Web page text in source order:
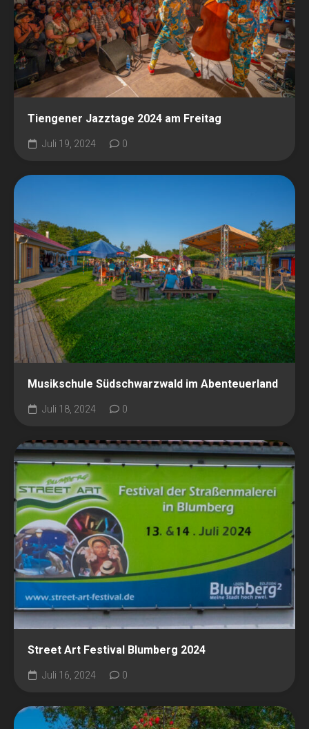
Tiengener Jazztage 2024 am Freitag
Juli 19, 2024 0
Musikschule Südschwarzwald im Abenteuerland
Juli 18, 2024 0
Street Art Festival Blumberg 2024
Juli 16, 2024 0